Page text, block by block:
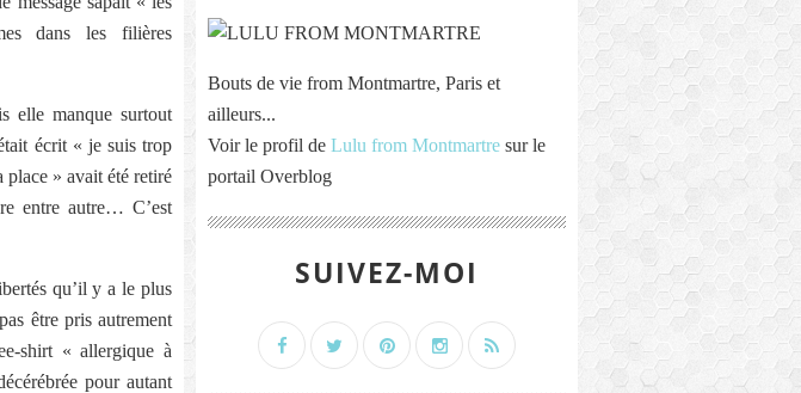
dans les filières
elle manque surtout
écrit « je suis trop
» avait été retiré
entre autre… C’est
qu’il y a le plus
être pris autrement
shirt « allergique à
pour autant
Bouts de vie from Montmartre, Paris et
ailleurs...
Voir le profil de Lulu from Montmartre sur le
portail Overblog
SUIVEZ-MOI